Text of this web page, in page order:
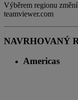
Výběrem regionu
teamviewer.com
NAVRHOVANÝ
Americas